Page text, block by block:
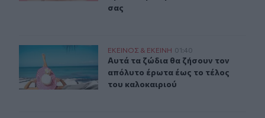
σας
Αυτά τα ζώδια θα ζήσουν τον απόλυτο έρωτα έως το
ΕΚΕΙΝΟΣ & ΕΚΕΙΝΗ 01:40
Αυτά τα ζώδια θα ζήσουν τον
Αυτά τα ζώδια θα ζήσουν τον
απόλυτο έρωτα έως το τέλος
του καλοκαιριού